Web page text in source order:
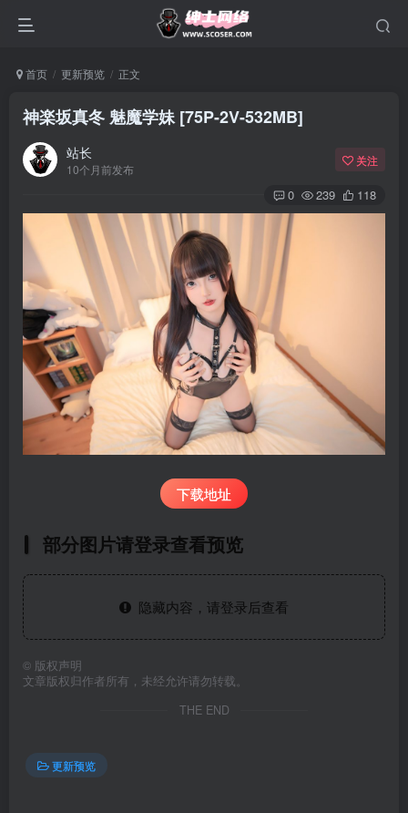
首页 更新预览 正文
神楽坂真冬 魅魔学妹 [75P-2V-532MB]
站长
10个月前发布
关注
0 239 118
下载地址
部分图片请登录查看预览
隐藏内容，请登录后查看
© 版权声明
文章版权归作者所有，未经允许请勿转载。
THE END
更新预览